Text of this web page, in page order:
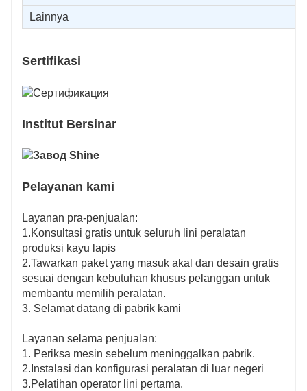
Lainnya
Sertifikasi
Institut Bersinar
Pelayanan kami
Layanan pra-penjualan:
1.Konsultasi gratis untuk seluruh lini peralatan
produksi kayu lapis
2.Tawarkan paket yang masuk akal dan desain gratis
sesuai dengan kebutuhan khusus pelanggan untuk
membantu memilih peralatan.
3. Selamat datang di pabrik kami
Layanan selama penjualan:
1. Periksa mesin sebelum meninggalkan pabrik.
2.Instalasi dan konfigurasi peralatan di luar negeri
3.Pelatihan operator lini pertama.